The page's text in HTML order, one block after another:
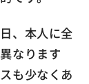
、本人に全
なります
も少なくあ